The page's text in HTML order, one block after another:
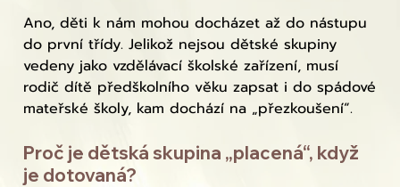
Ano, děti k nám mohou docházet až do nástupu
do první třídy. Jelikož nejsou dětské skupiny
vedeny jako vzdělávací školské zařízení, musí
rodič dítě předškolního věku zapsat i do spádové
mateřské školy, kam dochází na „přezkoušení“.
Proč je dětská skupina „placená“, když
je dotovaná?